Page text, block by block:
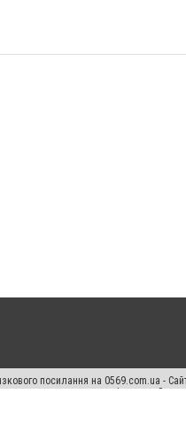
посилання на 0569.com.ua -
виняткових прав переслідується